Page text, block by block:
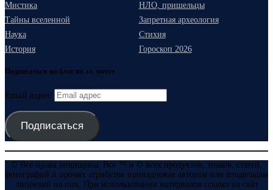
Мистика
НЛО, пришельцы
Тайны вселенной
Запретная археология
Наука
Стихия
История
Гороскоп 2026
Подписаться на блог по эл. почте
Email адрес
Подписаться
© Все права защищены. Все ™ и © всех продуктов, знаков, статей,
фотографий и прочих атрибутов принадлежат авторам или владельцам
лицензий на них. При использовании материалов ссылка на сайт